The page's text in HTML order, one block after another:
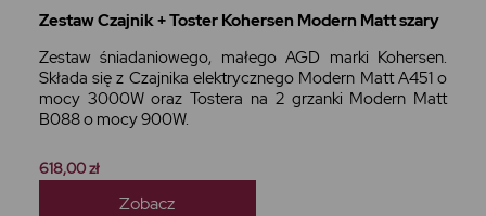
Zestaw Czajnik + Toster Kohersen Modern Matt szary
Zestaw śniadaniowego, małego AGD marki Kohersen.
Składa się z Czajnika elektrycznego Modern Matt A451 o
mocy 3000W oraz Tostera na 2 grzanki Modern Matt
B088 o mocy 900W.
618,00 zł
Zobacz